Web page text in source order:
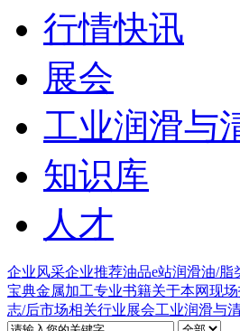
行情快讯
展会
工业润滑与
知识库
人才
企业风采企业推荐油品e站润滑油/脂
宝典金属加工专业书籍关于本网现
志/后市场相关行业展会工业润滑与